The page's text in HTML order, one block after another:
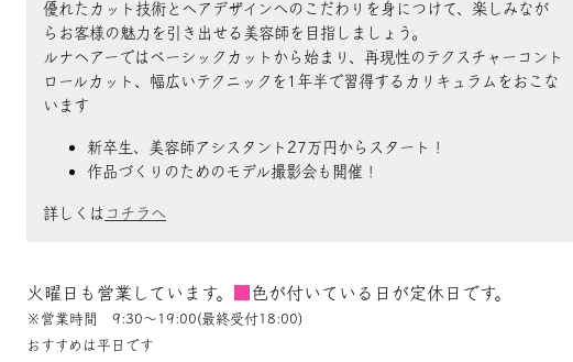
優れたカット技術とヘアデザインへのこだわりを身につけて、楽しみなが
らお客様の魅力を引き出せる美容師を目指しましょう。
ルナヘアーではベーシックカットから始まり、再現性のテクスチャーコント
ロールカット、幅広いテクニックを1年半で習得するカリキュラムをおこな
います
新卒生、美容師アシスタント27万円からスタート！
作品づくりのためのモデル撮影会も開催！
詳しくは コチラへ
火曜日も営業しています。 色が付いている日が定休日です。
※営業時間 9:30〜19:00(最終受付18:00)
おすすめは平日です